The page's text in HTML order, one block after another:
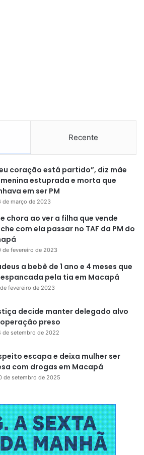
festival dessa
lado de obras
internacionalmente,
muito
para o cinema do
Xamã’ nasce
amazônica,
memória,
ancestralidade e
essa história
Nova York mostra
produzido aqui
e narrativa
grandes espaços
estreia oficial em Macapá em
Recente
coração está partido”, diz mãe
estuprada e morta que
em ser PM
de março de 2023
chora ao ver a filha que vende
com ela passar no TAF da PM do
de fevereiro de 2023
a bebê de 1 ano e 4 meses que
pela tia em Macapá
fevereiro de 2023
decide manter delegado alvo
preso
de setembro de 2022
escapa e deixa mulher ser
com drogas em Macapá
de setembro de 2025